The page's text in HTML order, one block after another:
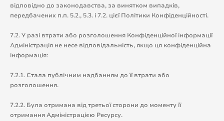
відповідно до законодавства, за винятком випадків,
передбачених п.п. 5.2., 5.3. і 7.2. цієї Політики Конфіденційності.
7.2. У разі втрати або розголошення Конфіденційної інформації
Адміністрація не несе відповідальність, якщо ця конфіденційна
інформація:
7.2.1. Стала публічним надбанням до її втрати або
розголошення.
7.2.2. Була отримана від третьої сторони до моменту її
отримання Адміністрацією Ресурсу.